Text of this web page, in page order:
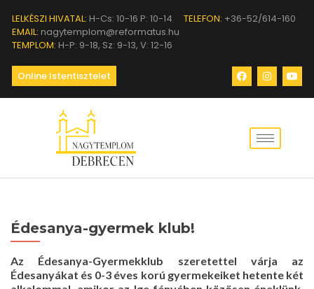
LELKÉSZI HIVATAL: H-Cs: 10-16 P: 10-14 TELEFON: +36-52/614-160
EMAIL: nagytemplom@reformatus.hu
TEMPLOM: H-P: 9-18, Sz: 9-13, V: 12-16
Online Istentisztelet
Édesanya-gyermek klub!
Az Édesanya-Gyermekklub szeretettel várja az
Édesanyákat és 0-3 éves korú gyermekeiket hetente két